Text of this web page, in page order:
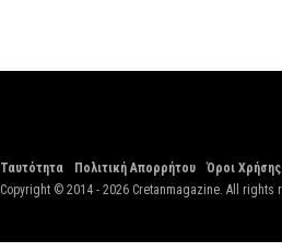
Ταυτότητα Πολιτική Απορρήτου Όροι Χρήσης
Copyright © 2014 - 2026 Cretanmagazine. All rights